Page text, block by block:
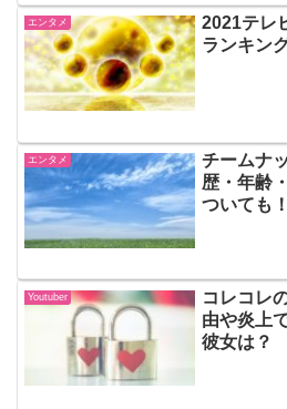
エンタメ
2021テレ
ランキン
エンタメ
チームナ
歴・年齢
ついても！
Youtuber
コレコレ
由や炎上
彼女は？